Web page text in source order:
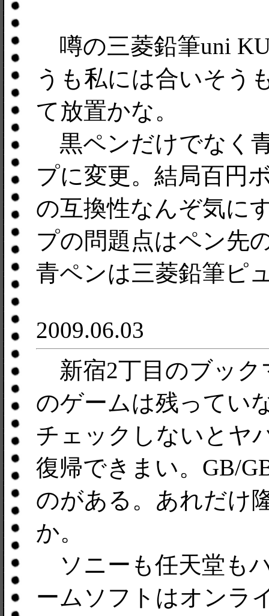
噂の三菱鉛筆uni
うも私には合いそう
て放置かな。
黒ペンだけでなく
プに変更。結局百円
の互換性なんぞ気に
プの問題点はペン先
青ペンは三菱鉛筆ピ
2009.06.03
新宿2丁目のブック
のゲームは残ってい
チェックしないとヤ
復帰できまい。GB/
のがある。あれだけ
か。
ソニーも任天堂も
ームソフトはオンラ